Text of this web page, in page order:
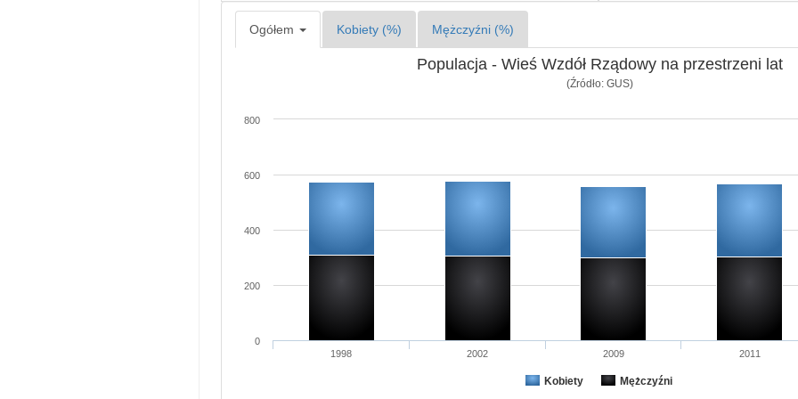
Ogółem Kobiety (%) Mężczyźni (%)
Populacja - Wieś Wzdół Rządowy na przestrzeni lat
(Źródło: GUS)
Kobiety Mężczyźni
1998 2002 2009 2011
0
200
400
600
800